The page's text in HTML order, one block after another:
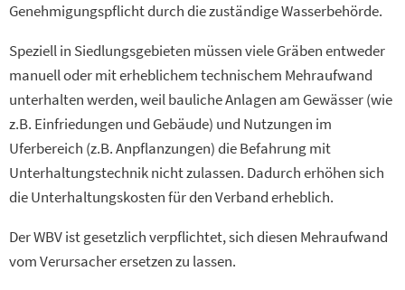
Genehmigungspflicht durch die zuständige Wasserbehörde.
Speziell in Siedlungsgebieten müssen viele Gräben entweder
manuell oder mit erheblichem technischem Mehraufwand
unterhalten werden, weil bauliche Anlagen am Gewässer (wie
z.B. Einfriedungen und Gebäude) und Nutzungen im
Uferbereich (z.B. Anpflanzungen) die Befahrung mit
Unterhaltungstechnik nicht zulassen. Dadurch erhöhen sich
die Unterhaltungskosten für den Verband erheblich.
Der WBV ist gesetzlich verpflichtet, sich diesen Mehraufwand
vom Verursacher ersetzen zu lassen.